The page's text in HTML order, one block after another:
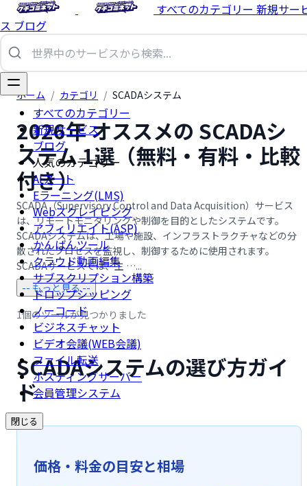
すべてのカテゴリー 新規サー
ス ブログ
すべてのカテゴリー
新規サービス
ブログ
人気のカテゴリー
AIアート
Eラーニング(LMS)
Webスクレイピング
アフィリエイト(ASP)
かんばんツール
クラウド動画編集
サブスクリプション構築
ドロップシッピング
ノーコード
ビジネスチャット
ビデオ会議(WEB会議)
ファイル転送
ホスティングサーバー
会員管理システム
閉じる
ホーム / カテゴリ / SCADAシステム
2026年 オススメの SCADAシ
ステム 1選（無料・有料・比較
付き）
SCADA（Supervisory Control and Data Acquisition）サービス
は、リモートモニタリングや制御を目的としたシステムです。
SCADAシステムは、工場や施設、インフラストラクチャなどの分
散されたプロセスを監視し、制御するために使用されます。
SCADAサービスでは、主 …...
-- もっと見る --
1個のツールが見つかりました
SCADAシステムの選び方ガイ
ド
価格・料金の目安と相場